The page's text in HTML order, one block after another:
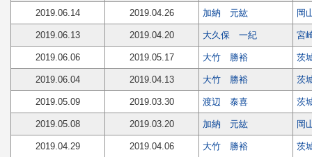
2019.06.14 2019.04.26 加納 元紘 岡
2019.06.13 2019.04.20 大久保 一紀 宮
2019.06.06 2019.05.17 大竹 勝裕 茨
2019.06.04 2019.04.13 大竹 勝裕 茨
2019.05.09 2019.03.30 渡辺 泰喜 茨
2019.05.08 2019.03.20 加納 元紘 岡
2019.04.29 2019.04.06 大竹 勝裕 茨